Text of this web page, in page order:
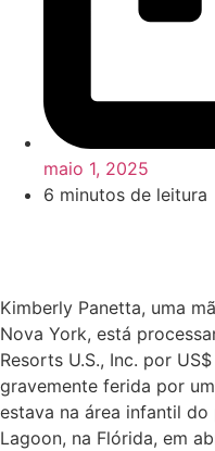
maio 1, 2025
6 minutos de leitura
Kimberly Panetta, uma
Nova York, está
Resorts U.S., Inc. por
gravemente ferida por
estava na área infantil
Lagoon, na Flórida, em